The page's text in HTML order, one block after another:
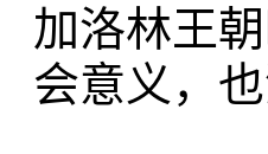
加洛林王
会意义，